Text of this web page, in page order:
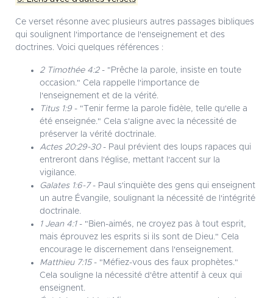
Ce verset résonne avec plusieurs autres passages bibliques
qui soulignent l'importance de l'enseignement et des
doctrines. Voici quelques références :
2 Timothée 4:2- "Prêche la parole, insiste en toute
occasion." Cela rappelle l'importance de
l'enseignement et de la vérité.
Titus 1:9 - "Tenir ferme la parole fidèle, telle qu'elle a
été enseignée." Cela s'aligne avec la nécessité de
préserver la vérité doctrinale.
Actes 20:29-30- Paul prévient des loups rapaces qui
entreront dans l'église, mettant l'accent sur la
vigilance.
Galates 1:6-7- Paul s'inquiète des gens qui enseignent
un autre Évangile, soulignant la nécessité de l'intégrité
doctrinale.
1 Jean 4:1- "Bien-aimés, ne croyez pas à tout esprit,
mais éprouvez les esprits si ils sont de Dieu." Cela
encourage le discernement dans l'enseignement.
Matthieu 7:15- "Méfiez-vous des faux prophètes."
Cela souligne la nécessité d'être attentif à ceux qui
enseignent.